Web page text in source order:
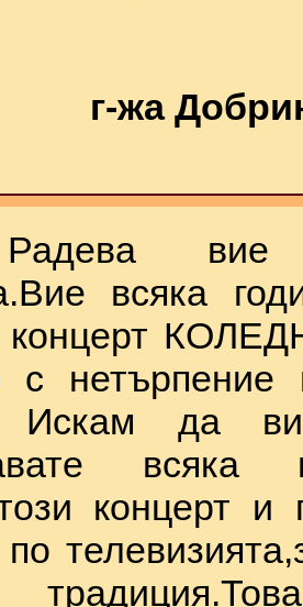
г-жа
Радева
всяка
концерт
с
Искам да
всяка
концерт и